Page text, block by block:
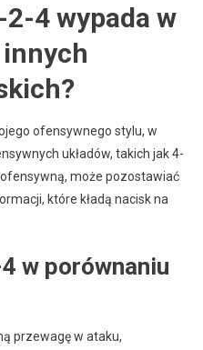
4 wypada w
ofensywnego stylu, w
układów, takich jak 4-
może pozostawiać
które kładą nacisk na
w porównaniu
przewagę w ataku,